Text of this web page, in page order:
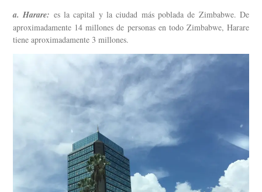
a. Harare: es la capital y la ciudad más poblada de Zimbabwe. De
aproximadamente 14 millones de personas en todo Zimbabwe, Harare
tiene aproximadamente 3 millones.